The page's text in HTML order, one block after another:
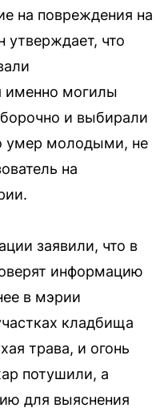
на повреждения на
что
именно могилы
и выбирали
умер молодыми, не
на
заявили, что в
информацию
в мэрии
кладбища
трава, и огонь
потушили, а
для выяснения